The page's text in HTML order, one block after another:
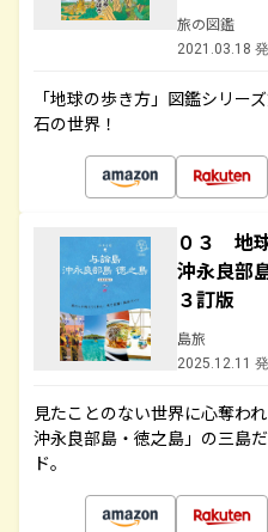
旅の図鑑
2021.03.18
「地球の歩き方」図鑑シリー
石の世界！
０３ 地
沖永良部
３訂版
島旅
2025.12.11
見たことのない世界に心奪わ
沖永良部島・徳之島」の三島
ド。